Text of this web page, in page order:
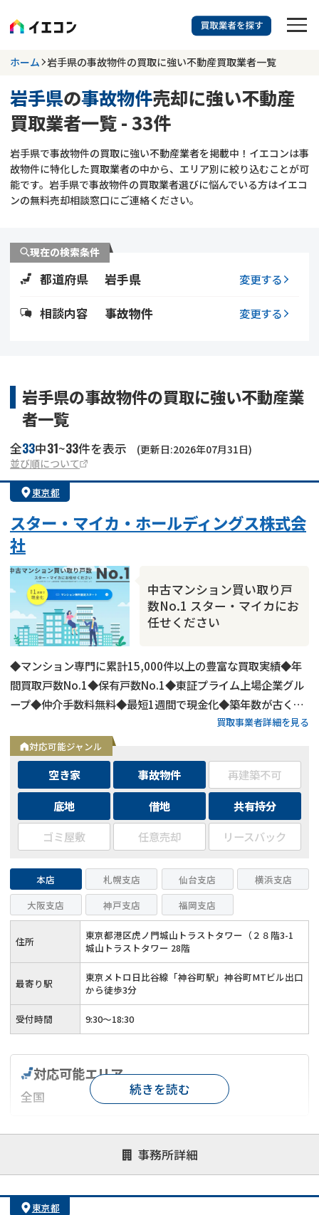
訳あり物件に強い業者を探す
岩手県 事故物件
更新日 :2026年07月31日
業者を探す
空き家
再建築不可
ゴミ屋敷
リースバック
不動産コラム
不動産売却
訳あり不動産
土地売却
借地 不動産リースバック
任意売却
アンケート調査
ホーム 岩手県の事故物件の買取に強い不動産買取業者一覧
岩手県の事故物件売却に強い不動産
買取業者一覧 - 33件
岩手県で事故物件の買取に強い不動産業者を掲載中！イエコンは事
故物件に特化した買取業者の中から、エリア別に絞り込むことが可
能です。岩手県で事故物件の買取業者選びに悩んでいる方はイエコ
ンの無料売却相談窓口にご連絡ください。
現在の検索条件
都道府県 岩手県 変更する
相談内容 事故物件 変更する
岩手県の事故物件の買取に強い不動産業
者一覧
全33中31~33件を表示
(更新日:2026年07月31日)
並び順について
東京都
スター・マイカ・ホールディングス株式会
社
中古マンション買い取り戸
数No.1 スター・マイカにお
任せください
◆マンション専門に累計15,000件以上の豊富な買取実績◆年
間買取戸数No.1◆保有戸数No.1◆東証プライム上場企業グル
ープ◆仲介手数料無料◆最短1週間で現金化◆築年数が古くて
買取事業者詳細を見る
対応可能ジャンル
空き家 事故物件
再建築不可
底地
借地
共有持分
ゴミ屋敷
任意売却 リースバック
本店 札幌支店 仙台支店
横浜支店
大阪支店
神戸支店 福岡支店
住所
東京都港区虎ノ門城山トラストタワー（２８階3-1
城山トラストタワー 28階
最寄り駅
東京メトロ日比谷線「神谷町駅」神谷町MTビル出口
から徒歩3分
受付時間 9:30～18:30
事務所詳細
対応可能エリア
全国
対応が親身 オンライン面談可能
レスポンスが早い
1億円以上の買取可
続きを読む
東京都